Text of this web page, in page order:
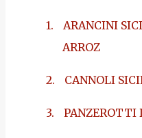
1.
ARANCINI
ARROZ
2. CANNOLI
3. PANZEROTTI